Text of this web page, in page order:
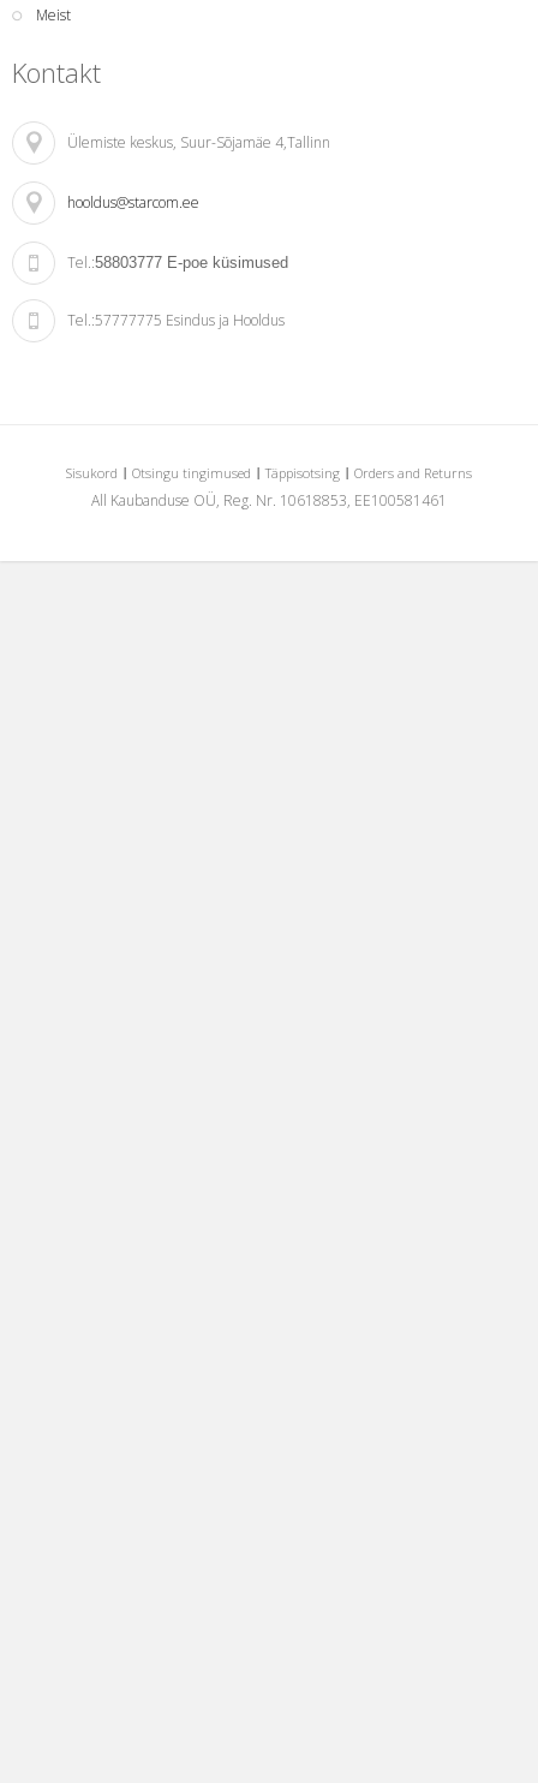
Meist
Kontakt
Ülemiste keskus, Suur-Sõjamäe 4,Tallinn
hooldus@starcom.ee
Tel.:58803777 E-poe küsimused
Tel.:57777775 Esindus ja Hooldus
Sisukord Otsingu tingimused Täppisotsing Orders and Returns
All Kaubanduse OÜ, Reg. Nr. 10618853, EE100581461